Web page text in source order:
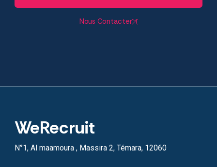
Nous Contacter
WeRecruit
N°1, Al maamoura , Massira 2, Témara, 12060